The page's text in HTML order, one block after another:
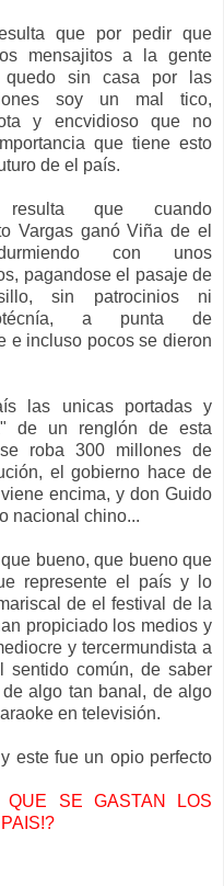
que por pedir que
mensajitos a la gente
sin casa por las
soy un mal tico,
y encvidioso que no
que tiene esto
de el país.
resulta que cuando
Vargas ganó Viña de el
con unos
pagandose el pasaje de
sin patrocinios ni
a punta de
e incluso pocos se dieron
las unicas portadas y
de un renglón de esta
roba 300 millones de
el gobierno hace de
encima, y don Guido
nacional chino...
bueno, que bueno que
represente el país y lo
de el festival de la
propiciado los medios y
y tercermundista a
sentido común, de saber
algo tan banal, de algo
en televisión.
este fue un opio perfecto
SE GASTAN LOS